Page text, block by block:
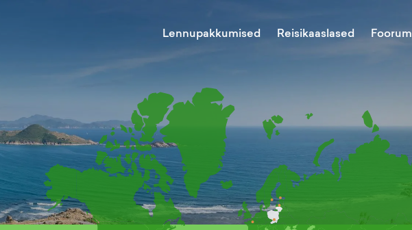
Lennupakkumised Reisikaaslased Foorum